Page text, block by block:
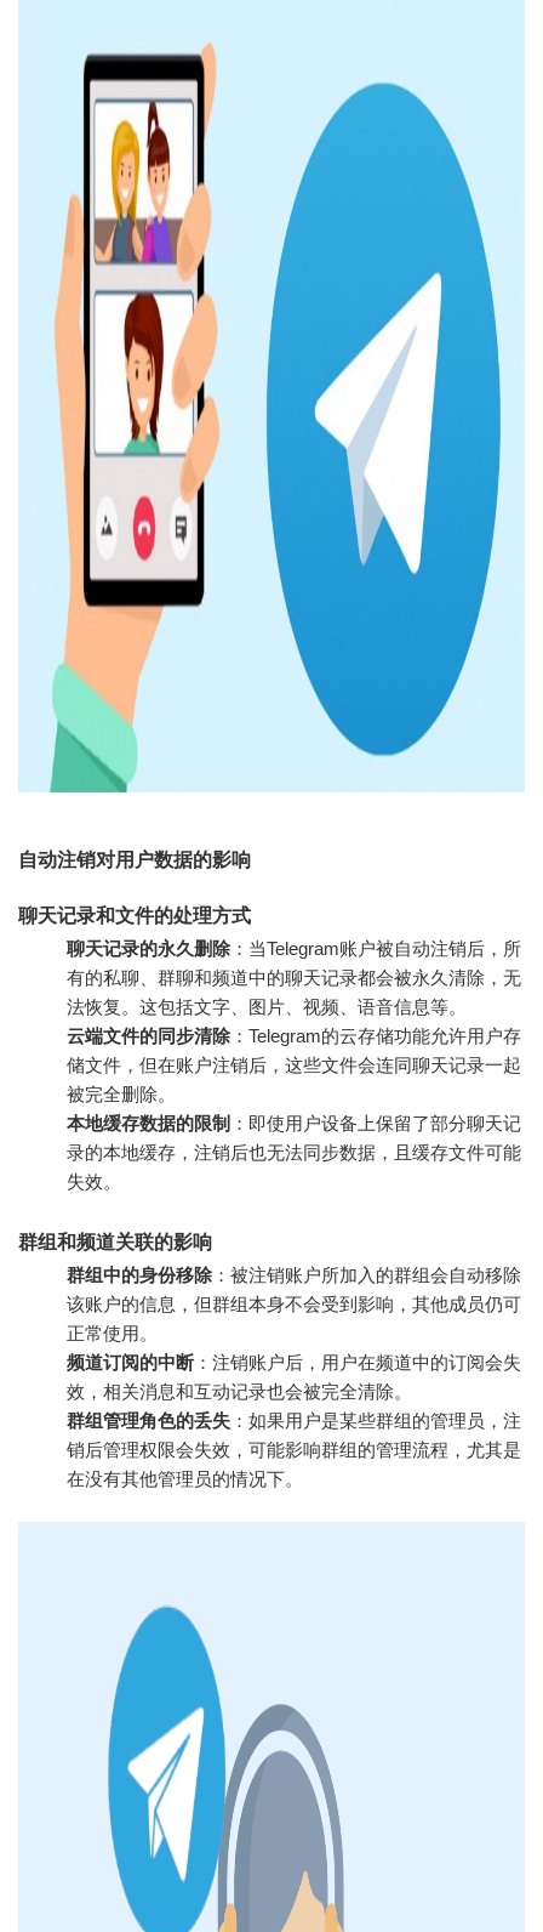
自动注销对用户数据的影响
聊天记录和文件的处理方式
聊天记录的永久删除 ：当Telegram账户被自动注销后，所
有的私聊、群聊和频道中的聊天记录都会被永久清除，无
法恢复。这包括文字、图片、视频、语音信息等。
云端文件的同步清除 ：Telegram的云存储功能允许用户存
储文件，但在账户注销后，这些文件会连同聊天记录一起
被完全删除。
本地缓存数据的限制 ：即使用户设备上保留了部分聊天记
录的本地缓存，注销后也无法同步数据，且缓存文件可能
失效。
群组和频道关联的影响
群组中的身份移除 ：被注销账户所加入的群组会自动移除
该账户的信息，但群组本身不会受到影响，其他成员仍可
正常使用。
频道订阅的中断：注销账户后，用户在频道中的订阅会失
效，相关消息和互动记录也会被完全清除。
群组管理角色的丢失 ：如果用户是某些群组的管理员，注
销后管理权限会失效，可能影响群组的管理流程，尤其是
在没有其他管理员的情况下。